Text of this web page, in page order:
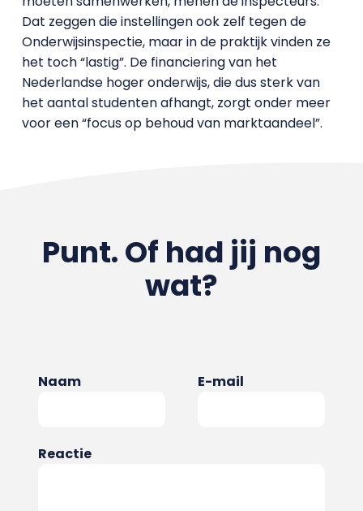
Dat zeggen die instellingen ook zelf tegen de
Onderwijsinspectie, maar in de praktijk vinden ze
het toch “lastig”. De financiering van het
Nederlandse hoger onderwijs, die dus sterk van
het aantal studenten afhangt, zorgt onder meer
voor een “focus op behoud van marktaandeel”.
Punt. Of had jij nog
wat?
Naam E-mail
Reactie